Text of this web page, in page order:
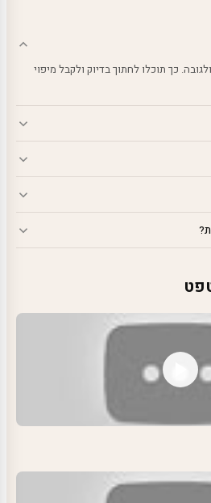
ס"מ לרוחב ולגובה. כך תוכלו לחתוך בדיוק ולקבל מיפוי